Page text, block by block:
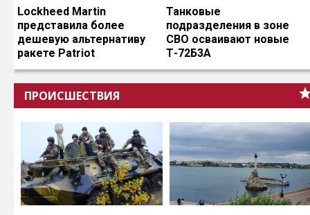
Lockheed Martin
представила более
дешевую альтернативу
ракете Patriot
Танковые
подразделения в зоне
СВО осваивают новые
Т-72Б3А
ПРОИСШЕСТВИЯ